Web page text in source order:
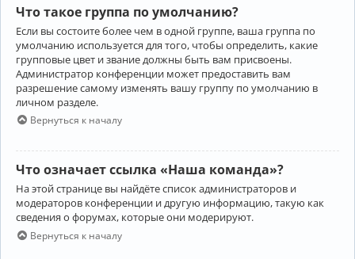
Что такое группа по умолчанию?
Если вы состоите более чем в одной группе, ваша группа по
умолчанию используется для того, чтобы определить, какие
групповые цвет и звание должны быть вам присвоены.
Администратор конференции может предоставить вам
разрешение самому изменять вашу группу по умолчанию в
личном разделе.
Вернуться к началу
Что означает ссылка «Наша команда»?
На этой странице вы найдёте список администраторов и
модераторов конференции и другую информацию, такую как
сведения о форумах, которые они модерируют.
Вернуться к началу